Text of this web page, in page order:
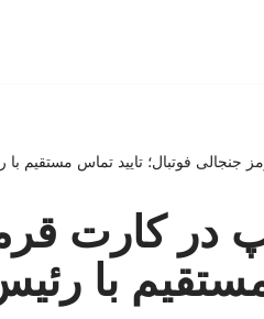
فوتبال؛ تایید تماس مستقیم با
در کارت
با